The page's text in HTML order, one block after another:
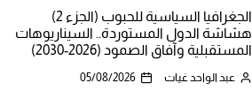
الجغرافيا السياسية للحبوب (الجزء 2)
هشاشة الدول المستوردة.. السيناريوهات
المستقبلية وآفاق الصمود (2026-2030)
عبد الواحد غيات 05/08/2026